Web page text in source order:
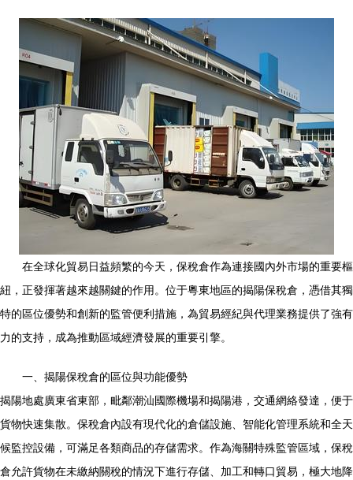
在全球化貿易日益頻繁的今天，保稅倉作為連接國內外市場的重要樞
紐，正發揮著越來越關鍵的作用。位于粵東地區的揭陽保稅倉，憑借其獨
特的區位優勢和創新的監管便利措施，為貿易經紀與代理業務提供了強有
力的支持，成為推動區域經濟發展的重要引擎。
一、揭陽保稅倉的區位與功能優勢
揭陽地處廣東省東部，毗鄰潮汕國際機場和揭陽港，交通網絡發達，便于
貨物快速集散。保稅倉內設有現代化的倉儲設施、智能化管理系統和全天
候監控設備，可滿足各類商品的存儲需求。作為海關特殊監管區域，保稅
倉允許貨物在未繳納關稅的情況下進行存儲、加工和轉口貿易，極大地降